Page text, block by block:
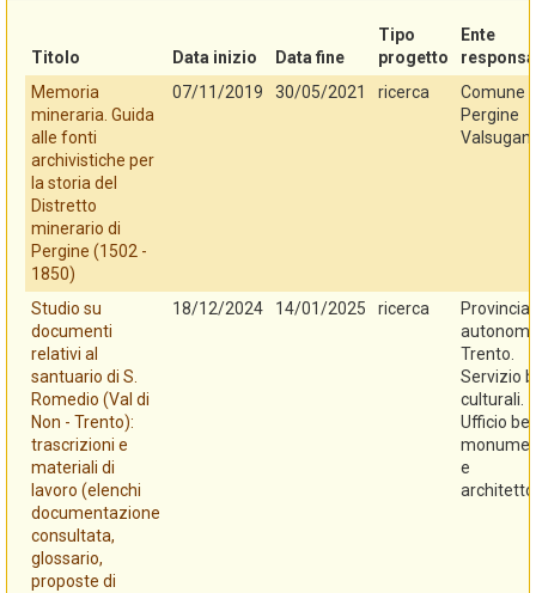
Titolo Data inizio Data fine
Tipo
progetto
Ente
Memoria
mineraria. Guida
alle fonti
archivistiche per
la storia del
Distretto
minerario di
Pergine (1502 -
1850)
07/11/2019 30/05/2021 ricerca
Comune
Pergine
Studio su
documenti
relativi al
santuario di S.
Romedio (Val di
Non - Trento):
trascrizioni e
materiali di
lavoro (elenchi
documentazione
consultata,
glossario,
proposte di
18/12/2024 14/01/2025 ricerca
Provincia
Trento.
Servizio
culturali.
Ufficio
e